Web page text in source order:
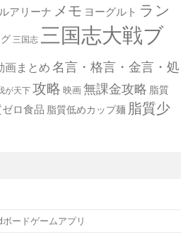
アリーナ メモ ヨーグルト ラン
三国志 三国志大戦ブ
画まとめ 名言・格言・金言・処
が天下 攻略 映画 無課金攻略 脂質
ゼロ食品 脂質低めカップ麺 脂質少
ードゲームアプリ